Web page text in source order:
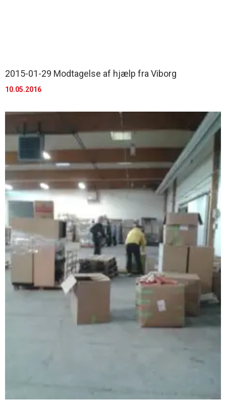
2015-01-29 Modtagelse af hjælp fra Viborg
10.05.2016